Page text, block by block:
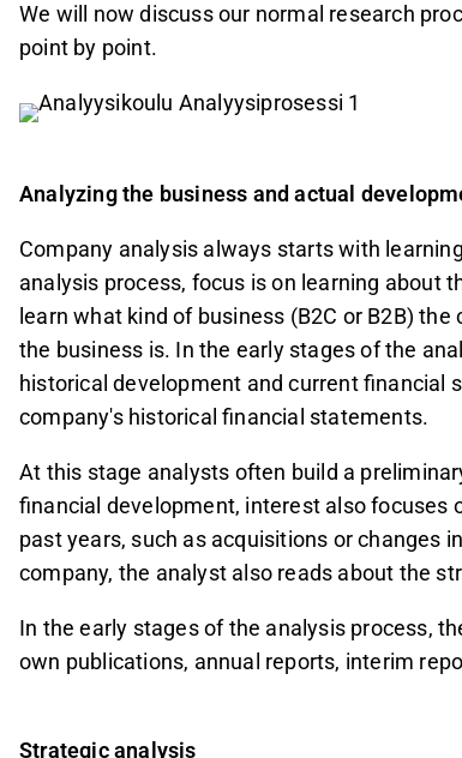
We will now discuss our normal research
point by point.
Analyzing the business and actual
Company analysis always starts with
analysis process, focus is on learning about
learn what kind of business (B2C or B2B)
the business is. In the early stages of the
historical development and current financial
company's historical financial statements.
At this stage analysts often build a
financial development, interest also focuses
past years, such as acquisitions or changes
company, the analyst also reads about the
In the early stages of the analysis process,
own publications, annual reports, interim
Strategic analysis